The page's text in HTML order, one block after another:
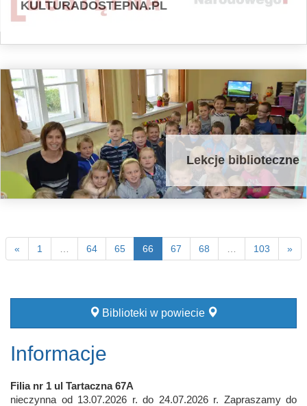
KULTURADOSTEPNA.PL
Lekcje biblioteczne
« 1 64 65 66 67 68 103 »
Biblioteki w powiecie
Informacje
Filia nr 1 ul Tartaczna 67A
nieczynna od 13.07.2026 r. do 24.07.2026 r. Zapraszamy do